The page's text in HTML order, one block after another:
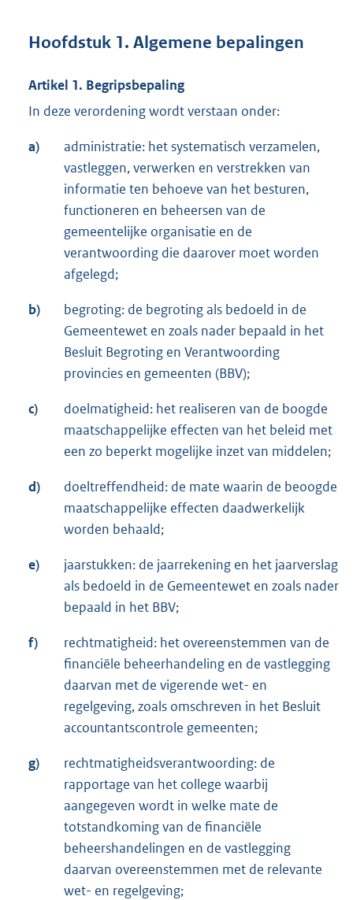
Hoofdstuk 1. Algemene bepalingen
Artikel 1. Begripsbepaling
In deze verordening wordt verstaan onder:
a)
administratie: het systematisch verzamelen,
vastleggen, verwerken en verstrekken van
informatie ten behoeve van het besturen,
functioneren en beheersen van de
gemeentelijke organisatie en de
verantwoording die daarover moet worden
afgelegd;
b)
begroting: de begroting als bedoeld in de
Gemeentewet en zoals nader bepaald in het
Besluit Begroting en Verantwoording
provincies en gemeenten (BBV);
c)
doelmatigheid: het realiseren van de boogde
maatschappelijke effecten van het beleid met
een zo beperkt mogelijke inzet van middelen;
d)
doeltreffendheid: de mate waarin de beoogde
maatschappelijke effecten daadwerkelijk
worden behaald;
e)
jaarstukken: de jaarrekening en het jaarverslag
als bedoeld in de Gemeentewet en zoals nader
bepaald in het BBV;
f)
rechtmatigheid: het overeenstemmen van de
financiële beheerhandeling en de vastlegging
daarvan met de vigerende wet- en
regelgeving, zoals omschreven in het Besluit
accountantscontrole gemeenten;
g)
rechtmatigheidsverantwoording: de
rapportage van het college waarbij
aangegeven wordt in welke mate de
totstandkoming van de financiële
beheershandelingen en de vastlegging
daarvan overeenstemmen met de relevante
wet- en regelgeving;